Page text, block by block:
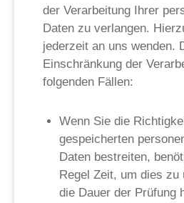
der Verarbeitung Ihrer
Daten zu verlangen.
jederzeit an uns wenden.
Einschränkung der
folgenden Fällen:
Wenn Sie die
gespeicherten
Daten bestreiten,
Regel Zeit, um dies zu
die Dauer der Prüfung